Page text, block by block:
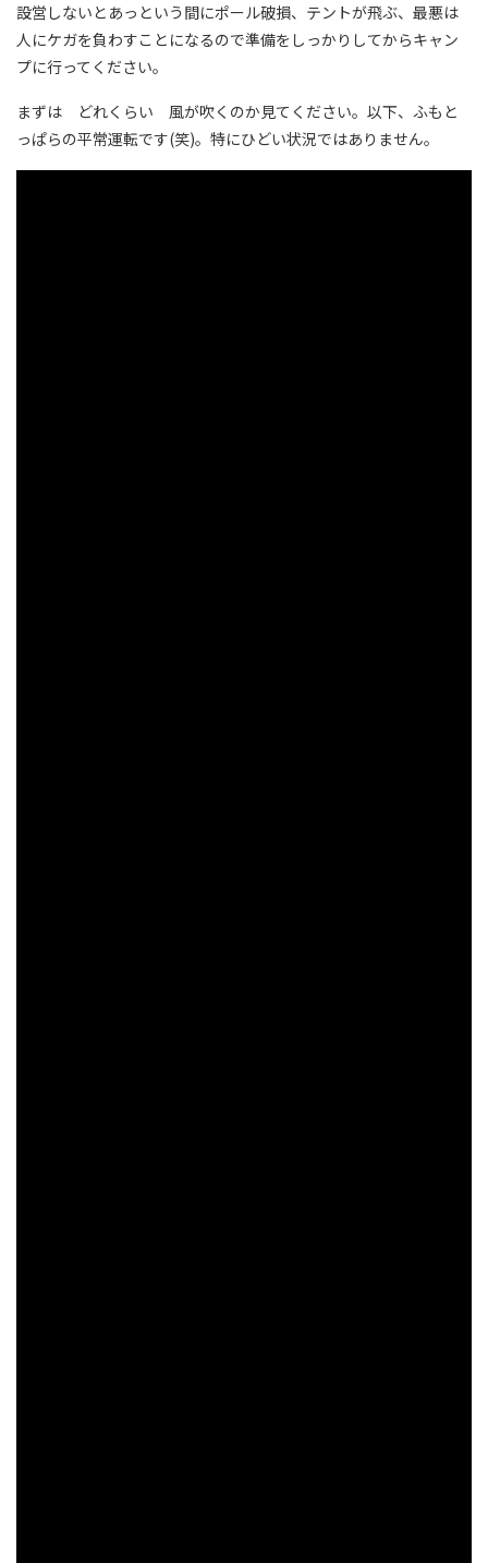
設営しないとあっという間にポール破損、テントが飛ぶ、最悪は
人にケガを負わすことになるので準備をしっかりしてからキャン
プに行ってください。
まずは どれくらい 風が吹くのか見てください。以下、ふもと
っぱらの平常運転です(笑)。特にひどい状況ではありません。